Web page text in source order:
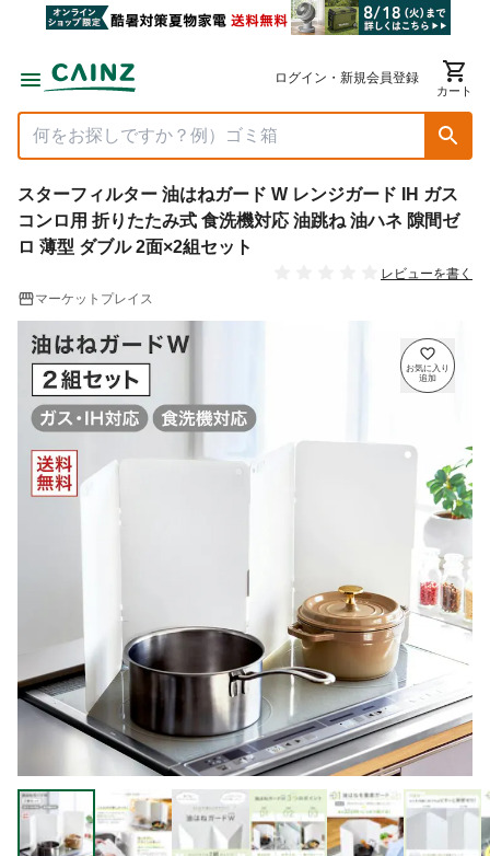
ログイン・新規会員登録
カート
スターフィルター 油はねガード W レンジガード IH ガス
コンロ用 折りたたみ式 食洗機対応 油跳ね 油ハネ 隙間ゼ
ロ 薄型 ダブル 2面×2組セット
レビューを書く
マーケットプレイス